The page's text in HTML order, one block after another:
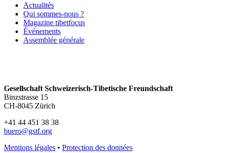
Actualités
Qui sommes-nous ?
Magazine tibetfocus
Événements
Assemblée générale
Gesellschaft Schweizerisch-Tibetische Freundschaft
Binzstrasse 15
CH-8045 Zürich
+41 44 451 38 38
buero@gstf.org
Mentions légales • Protection des données